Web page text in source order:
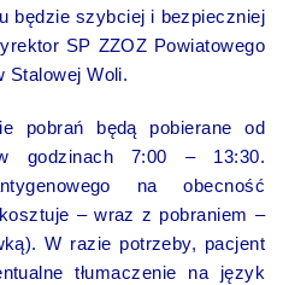
będzie szybciej i bezpieczniej
SP ZZOZ Powiatowego
Stalowej Woli.
pobrań będą pobierane od
godzinach 7:00 – 13:30.
na obecność
– wraz z pobraniem –
W razie potrzeby, pacjent
tłumaczenie na język